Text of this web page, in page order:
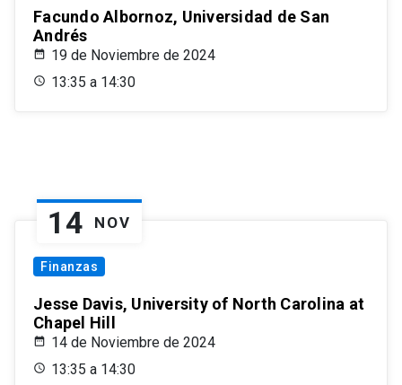
Facundo Albornoz, Universidad de San
Andrés
19 de Noviembre de 2024
13:35 a 14:30
14 NOV
Finanzas
Jesse Davis, University of North Carolina at
Chapel Hill
14 de Noviembre de 2024
13:35 a 14:30